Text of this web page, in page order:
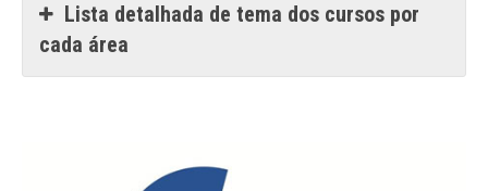
Lista detalhada de tema dos cursos por
cada área